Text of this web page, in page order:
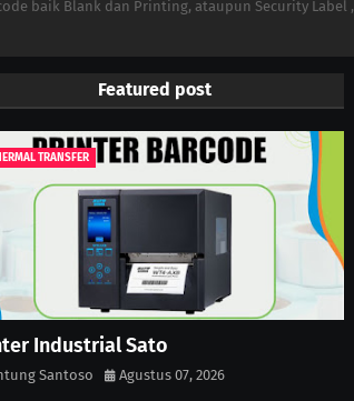
baik Blank dan Printing, ataupun Security Label ,
Featured post
TRANSFER
Industrial Sato
Santoso Agustus 07, 2026